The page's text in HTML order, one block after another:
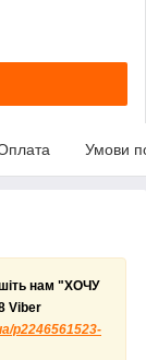
Умови
нам "ХОЧУ
Viber
p2246561523-